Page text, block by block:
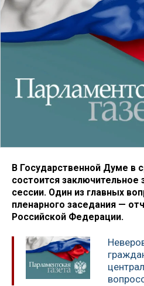
В Государственной Думе в
состоится заключительное
сессии. Один из главных
пленарного заседания —
Российской Федерации.